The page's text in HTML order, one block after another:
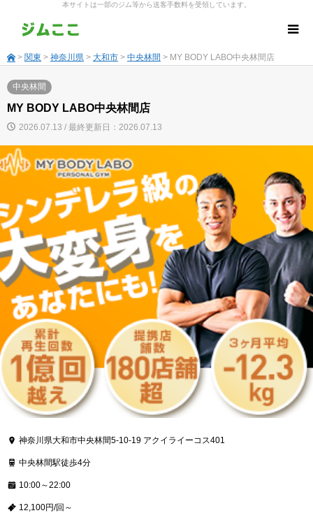
本サイトは一部のジム等から送客手数料を受領しています。
> 関東 > 神奈川県 > 大和市 > 中央林間 > MY BODY LABO中央林間店
中央林間
MY BODY LABO中央林間店
2026.07.13 / 最終更新日：2026.07.13
神奈川県大和市中央林間5-10-19 アクイライーコス401
中央林間駅徒歩4分
10:00～22:00
12,100円/回～